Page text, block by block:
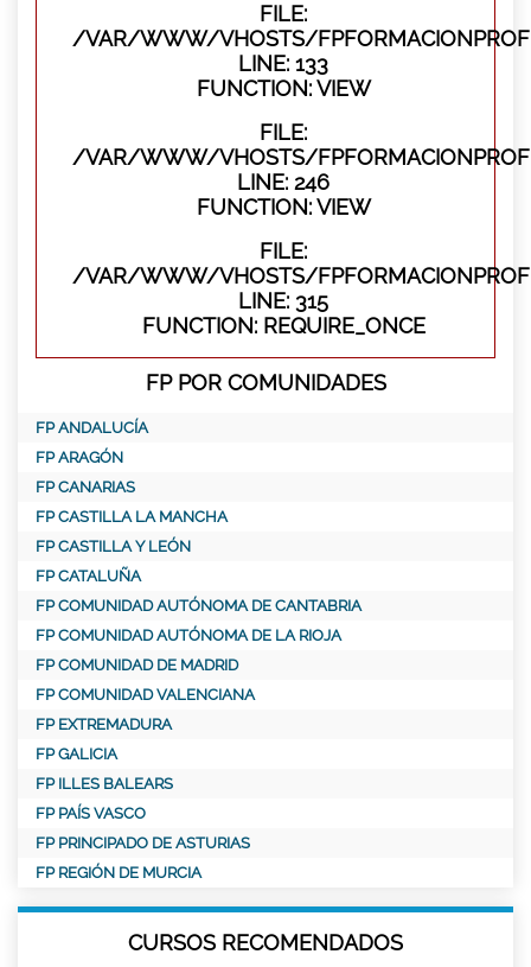
FILE:
/VAR/WWW/VHOSTS/
LINE: 133
FUNCTION: VIEW
FILE:
/VAR/WWW/VHOSTS/
LINE: 246
FUNCTION: VIEW
FILE:
/VAR/WWW/VHOSTS/
LINE: 315
FUNCTION: REQUIRE_ONCE
FP POR COMUNIDADES
FP ANDALUCÍA
FP ARAGÓN
FP CANARIAS
FP CASTILLA LA MANCHA
FP CASTILLA Y LEÓN
FP CATALUÑA
FP COMUNIDAD AUTÓNOMA DE CANTABRIA
FP COMUNIDAD AUTÓNOMA DE LA RIOJA
FP COMUNIDAD DE MADRID
FP COMUNIDAD VALENCIANA
FP EXTREMADURA
FP GALICIA
FP ILLES BALEARS
FP PAÍS VASCO
FP PRINCIPADO DE ASTURIAS
FP REGIÓN DE MURCIA
CURSOS RECOMENDADOS